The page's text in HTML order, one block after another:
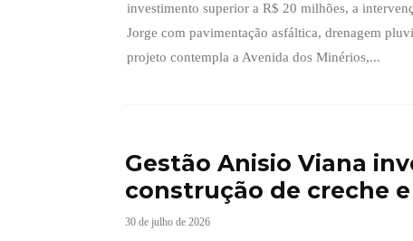
investimento superior a R$ 20 milhões, a
Jorge com pavimentação asfáltica, drenagem
projeto contempla a Avenida dos Minérios,...
Gestão Anisio Viana
construção de creche
30 de julho de 2026